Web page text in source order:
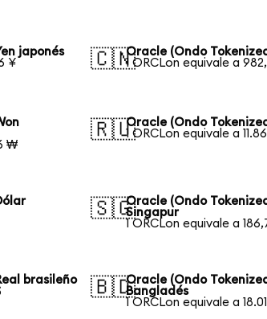
japonés
¥
🇨🇳Oracle (Ondo
1 ORCLon equivale a
₩
🇷🇺Oracle (Ondo
1 ORCLon equivale a
🇸🇬Oracle (Ondo
Singapur
1 ORCLon equivale a
brasileño
🇧🇩Oracle (Ondo
Bangladés
1 ORCLon equivale a